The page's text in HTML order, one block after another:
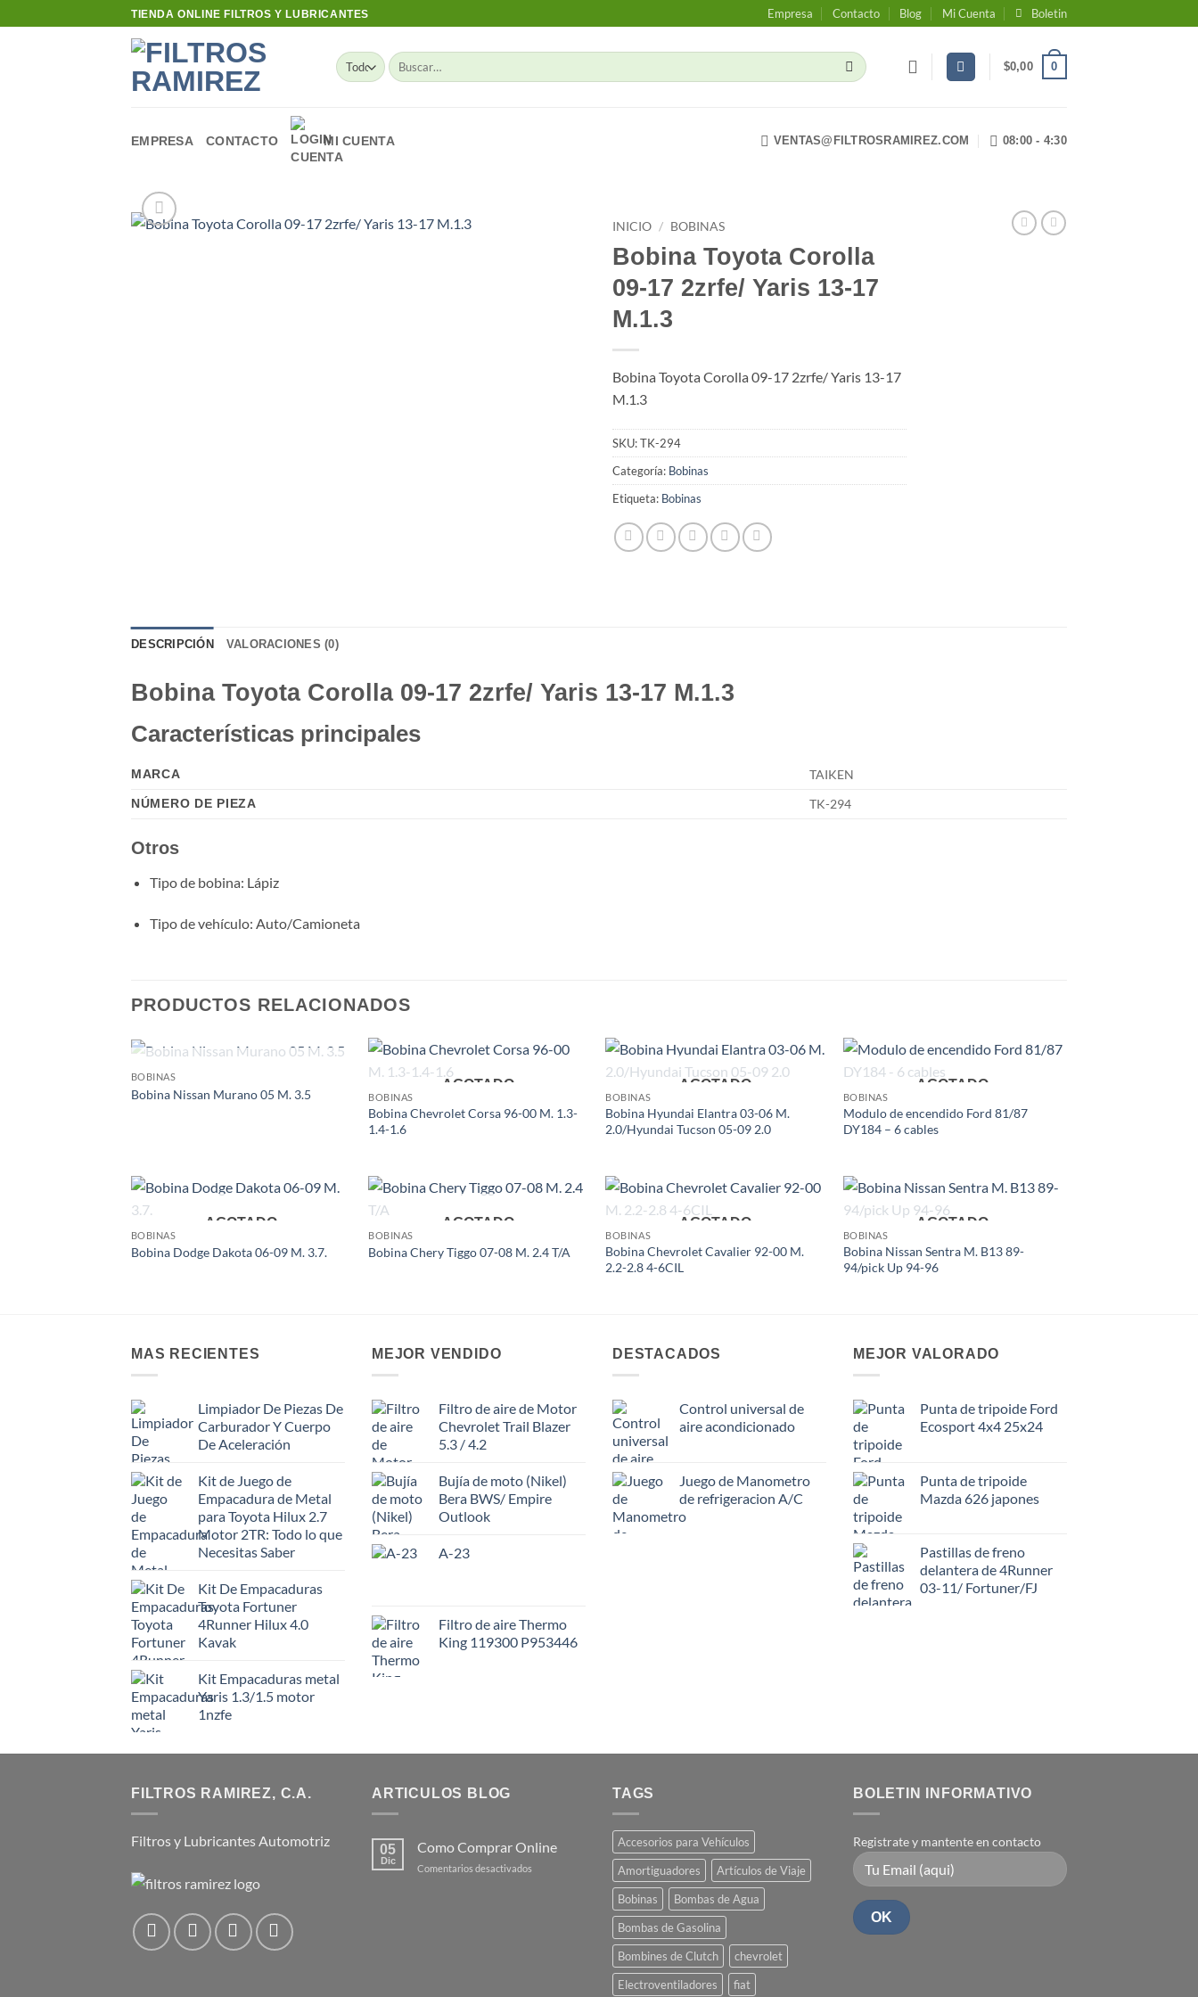
to
TIENDA ONLINE FILTROS Y LUBRICANTES Empresa Contacto Blog Mi Cuenta Boletin
Buscar
por:
$0,00 0
EMPRESA CONTACTO MI CUENTA VENTAS@FILTROSRAMIREZ.COM 08:00 - 4:30
INICIO / BOBINAS
Bobina Toyota Corolla
09-17 2zrfe/ Yaris 13-17
M.1.3
Bobina Toyota Corolla 09-17 2zrfe/ Yaris 13-17
M.1.3
SKU:TK-294
Categoría: Bobinas
Etiqueta: Bobinas
DESCRIPCIÓN VALORACIONES (0)
Bobina Toyota Corolla 09-17 2zrfe/ Yaris 13-17 M.1.3
Características principales
MARCA TAIKEN
NÚMERO DE PIEZA TK-294
Otros
Tipo de bobina: Lápiz
Tipo de vehículo: Auto/Camioneta
PRODUCTOS RELACIONADOS
wishlist
BOBINAS
Bobina Nissan Murano 05 M. 3.5
AGOTADO
BOBINAS
Bobina Chevrolet Corsa 96-00 M. 1.3-
1.4-1.6
AGOTADO
BOBINAS
Bobina Hyundai Elantra 03-06 M.
2.0/Hyundai Tucson 05-09 2.0
AGOTADO
BOBINAS
Modulo de encendido Ford 81/87
DY184 – 6 cables
AGOTADO
BOBINAS
Bobina Dodge Dakota 06-09 M. 3.7.
AGOTADO
BOBINAS
Bobina Chery Tiggo 07-08 M. 2.4 T/A
AGOTADO
BOBINAS
Bobina Chevrolet Cavalier 92-00 M.
2.2-2.8 4-6CIL
AGOTADO
BOBINAS
Bobina Nissan Sentra M. B13 89-
94/pick Up 94-96
MAS RECIENTES
Limpiador De Piezas De
Carburador Y Cuerpo
De Aceleración
Kit de Juego de
Empacadura de Metal
para Toyota Hilux 2.7
Motor 2TR: Todo lo que
Necesitas Saber
Kit De Empacaduras
Toyota Fortuner
4Runner Hilux 4.0
Kavak
Kit Empacaduras metal
Yaris 1.3/1.5 motor
1nzfe
MEJOR VENDIDO
Filtro de aire de Motor
Chevrolet Trail Blazer
5.3 / 4.2
Bujía de moto (Nikel)
Bera BWS/ Empire
Outlook
A-23
Filtro de aire Thermo
King 119300 P953446
DESTACADOS
Control universal de
aire acondicionado
Juego de Manometro
de refrigeracion A/C
MEJOR VALORADO
Punta de tripoide Ford
Ecosport 4x4 25x24
Punta de tripoide
Mazda 626 japones
Pastillas de freno
delantera de 4Runner
03-11/ Fortuner/FJ
FILTROS RAMIREZ, C.A.
Filtros y Lubricantes Automotriz
ARTICULOS BLOG
05
Dic
Como Comprar Online
Comentarios desactivados
TAGS
Accesorios para Vehículos
Amortiguadores
Artículos de Viaje
Bobinas
Bombas de Agua
Bombas de Gasolina
Bombines de Clutch
chevrolet
Electroventiladores
fiat
BOLETIN INFORMATIVO
Registrate y mantente en contacto